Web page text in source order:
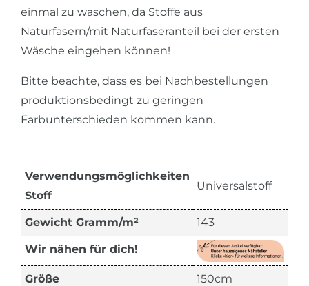
einmal zu waschen, da Stoffe aus
Naturfasern/mit Naturfaseranteil bei der ersten
Wäsche eingehen können!
Bitte beachte, dass es bei Nachbestellungen
produktionsbedingt zu geringen
Farbunterschieden kommen kann.
Verwendungsmöglichkeiten
Stoff
Universalstoff
Gewicht Gramm/m² 143
Wir nähen für dich!
Größe
150cm